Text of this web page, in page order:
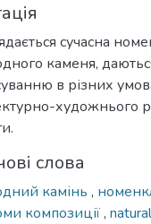
сучасна
каменя,
в різних
художнього
слова
камінь ,
композиції,